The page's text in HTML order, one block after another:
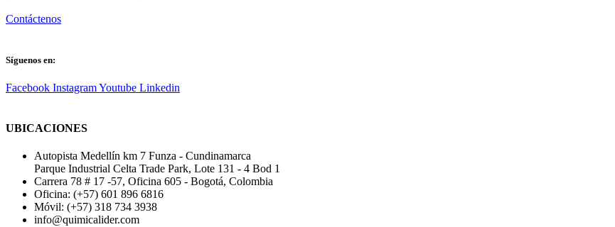
Contáctenos
Síguenos en:
Facebook InstagramYoutube Linkedin
UBICACIONES
Autopista Medellín km 7 Funza - Cundinamarca
Parque Industrial Celta Trade Park, Lote 131 - 4 Bod 1
Carrera 78 # 17 -57, Oficina 605 - Bogotá, Colombia
Oficina: (+57) 601 896 6816
Móvil: (+57) 318 734 3938
info@quimicalider.com